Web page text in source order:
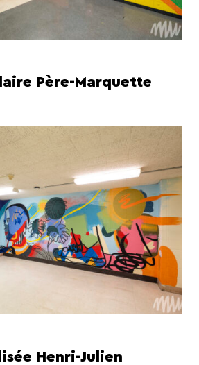
Père-Marquette
Henri-Julien